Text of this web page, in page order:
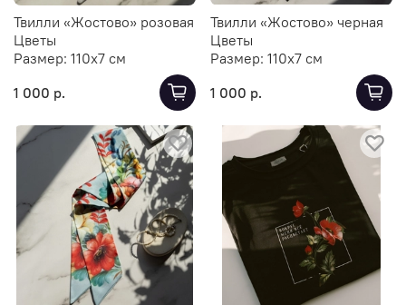
Твилли «Жостово» розовая
Цветы
Размер: 110х7 см
1 000 р.
Твилли «Жостово» черная
Цветы
Размер: 110х7 см
1 000 р.